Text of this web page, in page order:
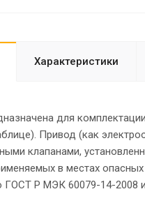
Характеристики
для
Привод (как
клапанами,
в местах
ГОСТ Р МЭК 60079-14-2008